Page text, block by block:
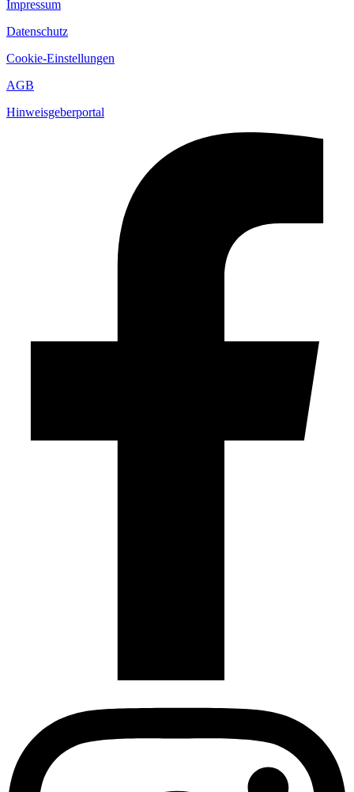
Impressum
Datenschutz
Cookie-Einstellungen
AGB
Hinweisgeberportal